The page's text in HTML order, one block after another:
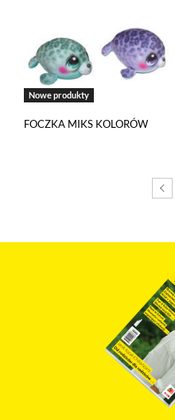
Nowe produkty
FOCZKA MIKS KOLORÓW